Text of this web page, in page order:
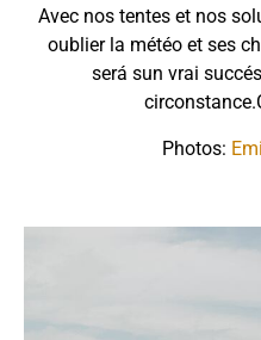
Avec nos tentes et nos
oublier la météo et ses
será sun vrai
Photos: